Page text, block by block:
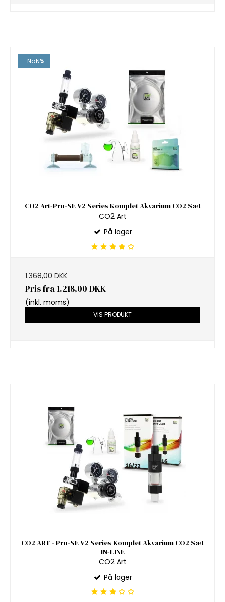
-NaN%
CO2 Art-Pro-SE V2 Series Komplet Akvarium CO2 Sæt
CO2 Art
På lager
1.368,00 DKK
Pris fra 1.218,00 DKK
(inkl. moms)
VIS PRODUKT
CO2 ART - Pro-SE V2 Series Komplet Akvarium CO2 Sæt
IN-LINE
CO2 Art
På lager